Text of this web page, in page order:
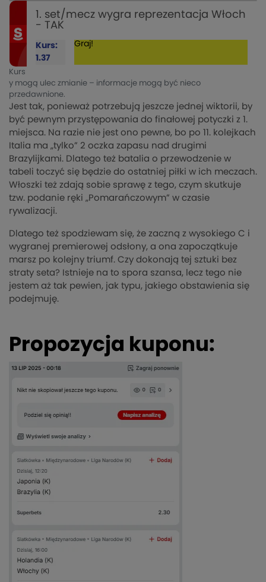
1. set/mecz wygra reprezentacja Włoch
- TAK
Kurs:
1.37
Graj!
Kurs
y mogą ulec zmianie – informacje mogą być nieco
przedawnione.
Jest tak, ponieważ potrzebują jeszcze jednej wiktorii, by
być pewnym przystępowania do finałowej potyczki z 1.
miejsca. Na razie nie jest ono pewne, bo po 11. kolejkach
Italia ma „tylko” 2 oczka zapasu nad drugimi
Brazylijkami. Dlatego też batalia o przewodzenie w
tabeli toczyć się będzie do ostatniej piłki w ich meczach.
Włoszki też zdają sobie sprawę z tego, czym skutkuje
tzw. podanie ręki „Pomarańczowym” w czasie
rywalizacji.
Dlatego też spodziewam się, że zaczną z wysokiego C i
wygranej premierowej odsłony, a ona zapoczątkuje
marsz po kolejny triumf. Czy dokonają tej sztuki bez
straty seta? Istnieje na to spora szansa, lecz tego nie
jestem aż tak pewien, jak typu, jakiego obstawienia się
podejmuję.
Propozycja kuponu: